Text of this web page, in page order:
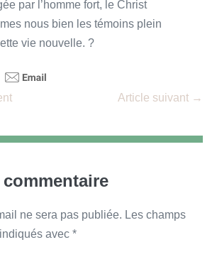
par l’homme fort, le Christ
nous bien les témoins plein
vie nouvelle. ?
Article suivant →
ne sera pas publiée. Les champs
avec *